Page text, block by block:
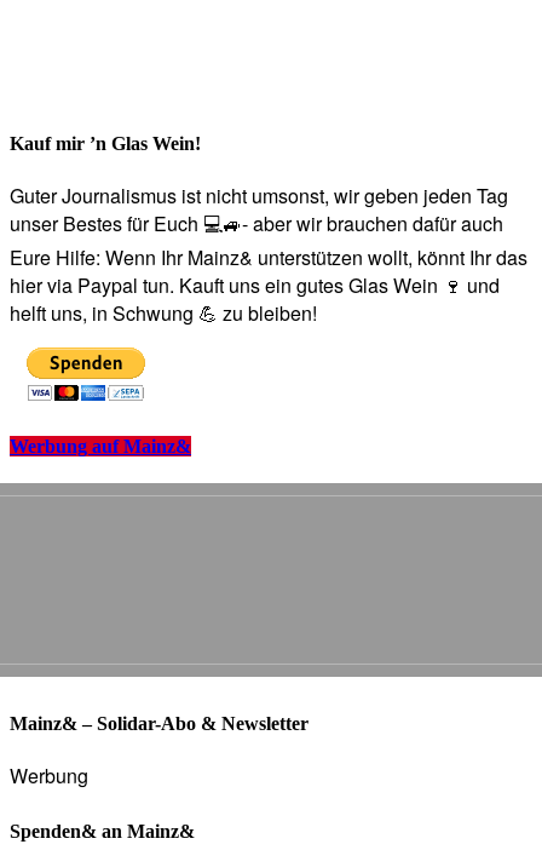
Kauf mir ’n Glas Wein!
Guter Journalismus ist nicht umsonst, wir geben jeden Tag
unser Bestes für Euch 💻🚙- aber wir brauchen dafür auch
Eure Hilfe: Wenn Ihr Mainz& unterstützen wollt, könnt Ihr das
hier via Paypal tun. Kauft uns ein gutes Glas Wein 🍷 und
helft uns, in Schwung 💪 zu bleiben!
Werbung auf Mainz&
Mainz& – Solidar-Abo & Newsletter
Werbung
Spenden& an Mainz&